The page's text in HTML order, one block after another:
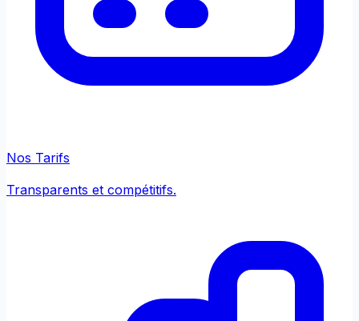
Nos Tarifs
Transparents et compétitifs.